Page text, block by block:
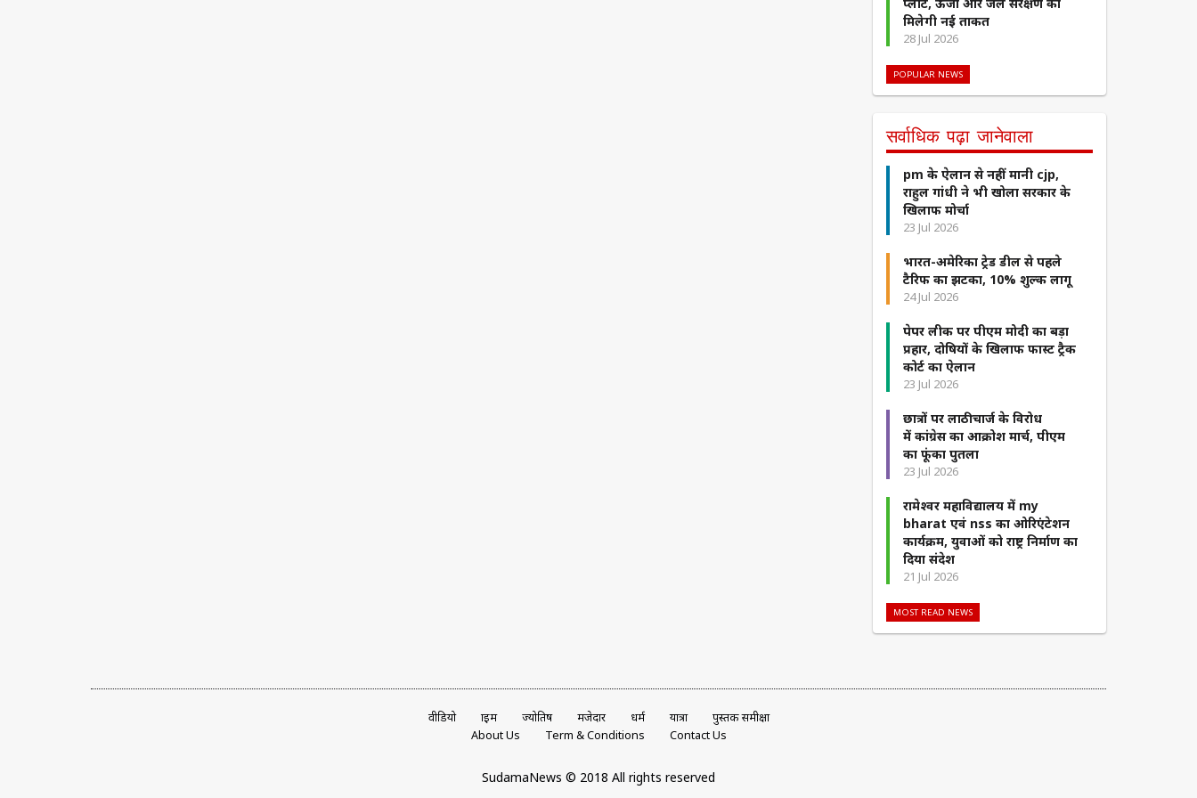
मिलेगी नई ताकत
28 Jul 2026
POPULAR NEWS
सर्वाधिक पढ़ा जानेवाला
pm के ऐलान से नहीं मानी cjp,
राहुल गांधी ने भी खोला सरकार के
खिलाफ मोर्चा
23 Jul 2026
भारत-अमेरिका ट्रेड डील से पहले
टैरिफ का झटका, 10% शुल्क लागू
24 Jul 2026
पेपर लीक पर पीएम मोदी का बड़ा
प्रहार, दोषियों के खिलाफ फास्ट ट्रैक
कोर्ट का ऐलान
23 Jul 2026
छात्रों पर लाठीचार्ज के विरोध
में कांग्रेस का आक्रोश मार्च, पीएम
का फूंका पुतला
23 Jul 2026
रामेश्वर महाविद्यालय में my
bharat एवं nss का ओरिएंटेशन
कार्यक्रम, युवाओं को राष्ट्र निर्माण का
दिया संदेश
21 Jul 2026
MOST READ NEWS
वीडियो क्राइम ज्योतिष मजेदार धर्म यात्रा
पुस्तक समीक्षा
About Us
Term & Conditions Contact Us
SudamaNews © 2018 All rights reserved